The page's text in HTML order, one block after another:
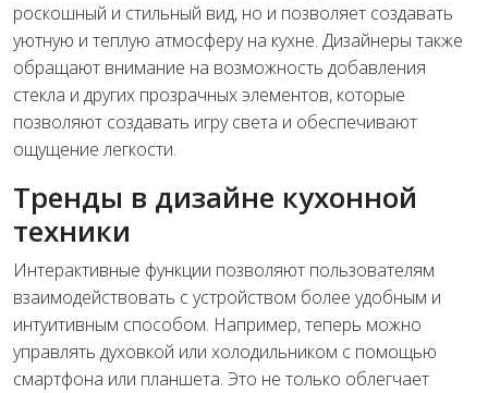
роскошный и стильный вид, но и позволяет создавать
уютную и теплую атмосферу на кухне. Дизайнеры также
обращают внимание на возможность добавления
стекла и других прозрачных элементов, которые
позволяют создавать игру света и обеспечивают
ощущение легкости.
Тренды в дизайне кухонной
техники
Интерактивные функции позволяют пользователям
взаимодействовать с устройством более удобным и
интуитивным способом. Например, теперь можно
управлять духовкой или холодильником с помощью
смартфона или планшета. Это не только облегчает